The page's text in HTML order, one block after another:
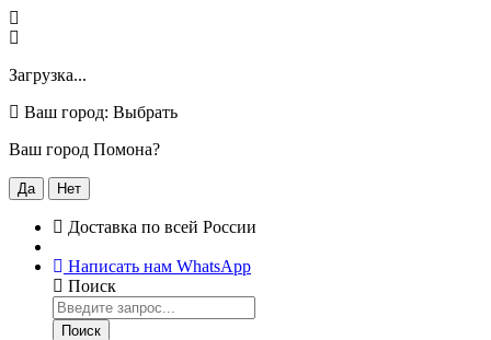
Загрузка...
Ваш город: Выбрать
Ваш город Помона?
Да Нет
Доставка по всей России
Написать нам WhatsApp
Поиск
Поиск